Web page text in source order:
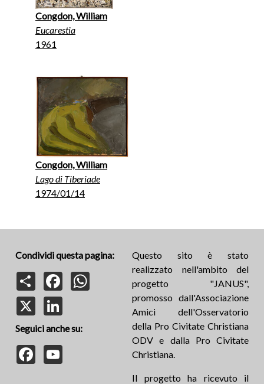
Congdon, William
Eucarestia
1961
Congdon, William
Lago di Tiberiade
1974/01/14
Condividi questa pagina:
Share
FacebookWhatsApp
Seguici anche su:
Facebook
Questo sito è stato
realizzato nell'ambito del
progetto "JANUS",
promosso dall'Associazione
Amici dell'Osservatorio
della Pro Civitate Christiana
ODV e dalla Pro Civitate
Christiana.
Il progetto ha ricevuto il